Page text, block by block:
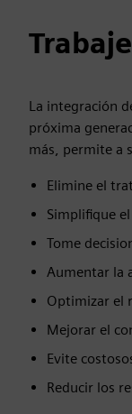
La integración
próxima
más, permite a
Elimine el
Simplifique
Tome
Aumentar la
Optimizar el
Mejorar el
Evite
Reducir los